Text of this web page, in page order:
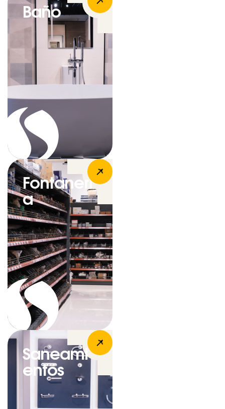
Baño
Fontanerí
a
Saneami
entos